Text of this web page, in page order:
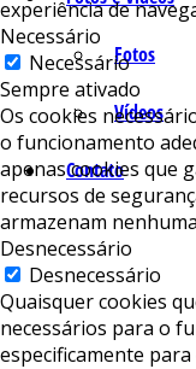
Fotos
Vídeos
Contato
experiência de
Necessário
Necessário
Sempre ativado
Os cookies
o funcionamento
apenas cookies que
recursos de
armazenam
Desnecessário
Desnecessário
Quaisquer cookies
necessários para o
especificamente